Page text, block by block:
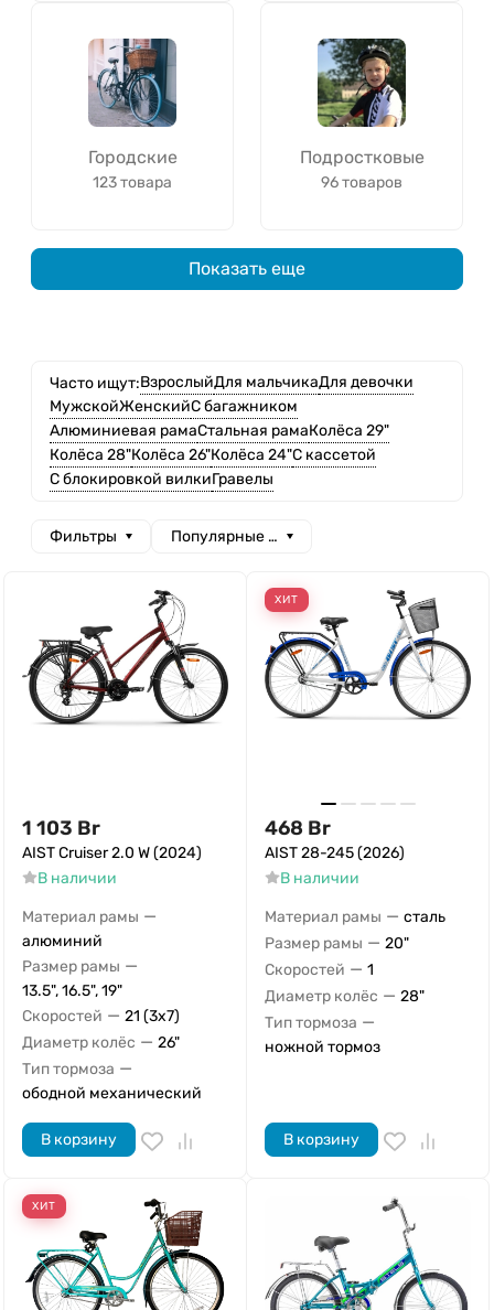
Городские
123 товара
Подростковые
96 товаров
Показать еще
Часто ищут:ВзрослыйДля мальчикаДля девочки
МужскойЖенскийС багажником
Алюминиевая рамаСтальная рамаКолёса 29"
Колёса 28"Колёса 26"Колёса 24"С кассетой
С блокировкой вилкиГравелы
Фильтры Популярные сначала
1 103 Br
AIST Cruiser 2.0 W (2024)
В наличии
Материал рамы —
алюминий
Размер рамы —
13.5", 16.5", 19"
Скоростей — 21 (3x7)
Диаметр колёс — 26"
Тип тормоза —
ободной механический
В корзину
ХИТ
468 Br
AIST 28-245 (2026)
В наличии
Материал рамы — сталь
Размер рамы — 20"
Скоростей — 1
Диаметр колёс — 28"
Тип тормоза —
ножной тормоз
В корзину
ХИТ